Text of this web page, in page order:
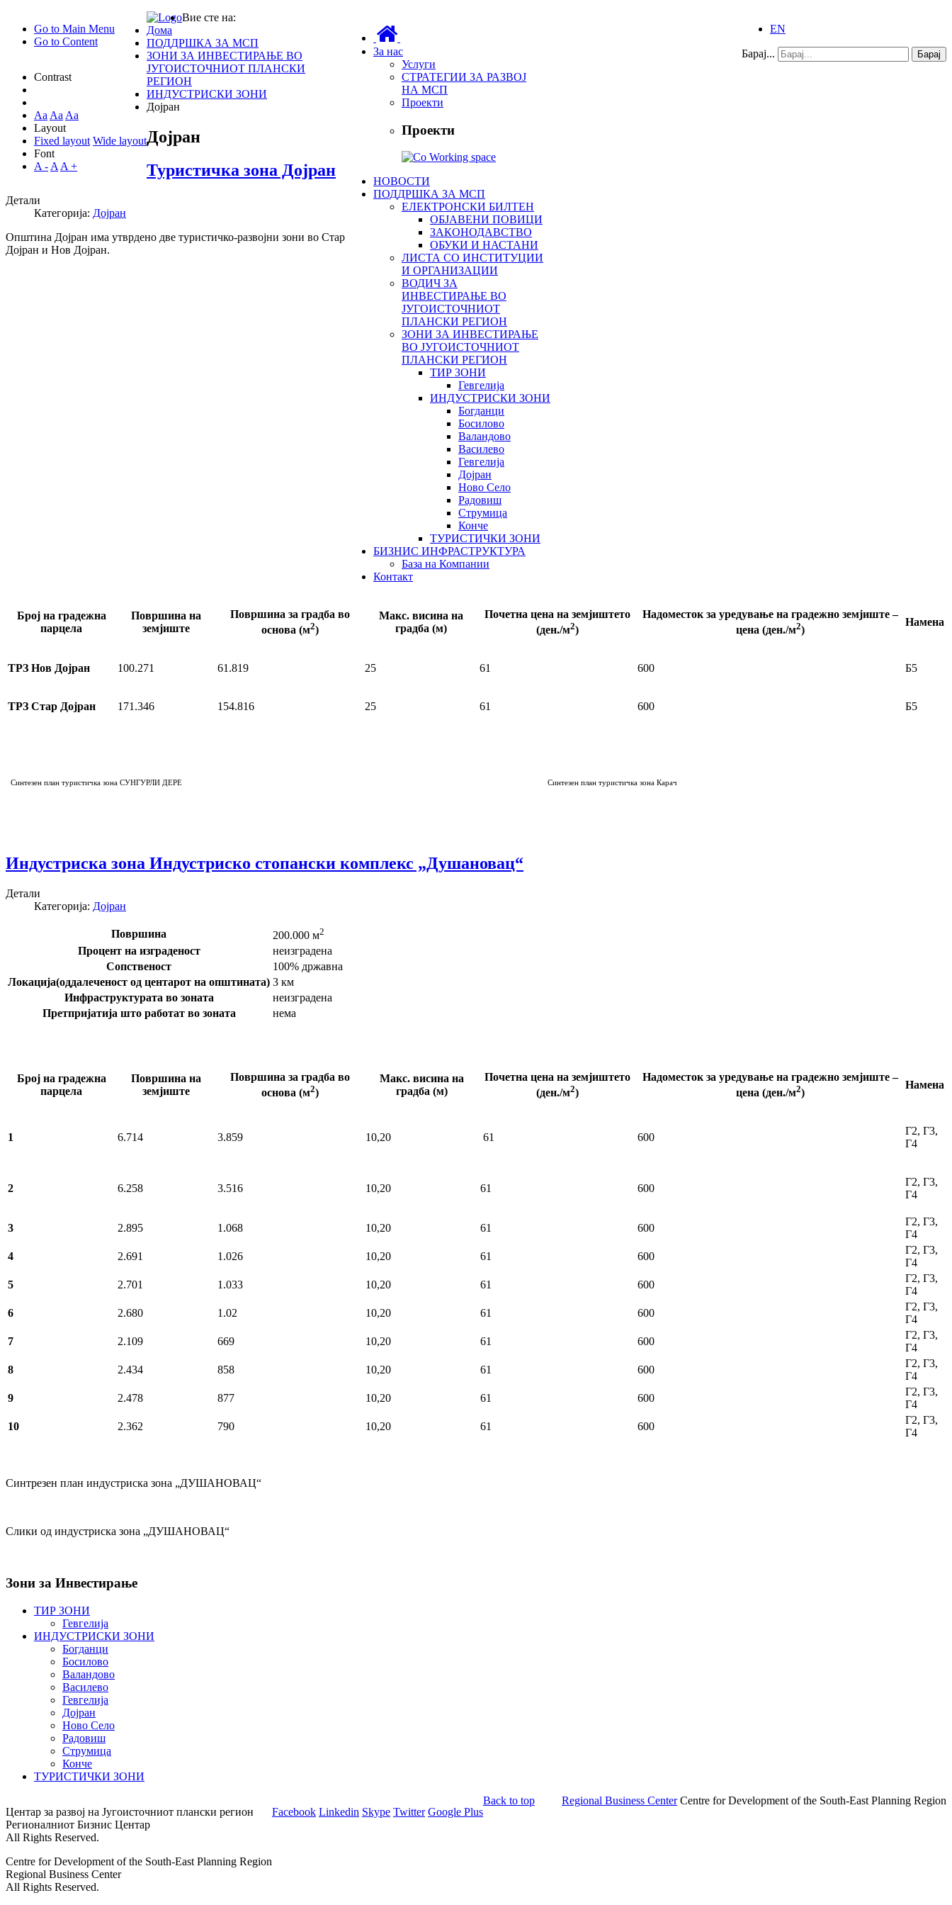
Go to Main Menu
Go to Content
Contrast
Aa Aa Aa
Layout
Fixed layout Wide layout
Font
A - A A +
EN
Барај... Барај
За нас
Услуги
СТРАТЕГИИ ЗА РАЗВОЈ
НА МСП
Проекти
Проекти
НОВОСТИ
ПОДДРШКА ЗА МСП
ЕЛЕКТРОНСКИ БИЛТЕН
ОБЈАВЕНИ ПОВИЦИ
ЗАКОНОДАВСТВО
ОБУКИ И НАСТАНИ
ЛИСТА СО ИНСТИТУЦИИ
И ОРГАНИЗАЦИИ
ВОДИЧ ЗА
ИНВЕСТИРАЊЕ ВО
ЈУГОИСТОЧНИОТ
ПЛАНСКИ РЕГИОН
ЗОНИ ЗА ИНВЕСТИРАЊЕ
ВО ЈУГОИСТОЧНИОТ
ПЛАНСКИ РЕГИОН
ТИР ЗОНИ
Гевгелија
ИНДУСТРИСКИ ЗОНИ
Богданци
Босилово
Валандово
Василево
Гевгелија
Дојран
Ново Село
Радовиш
Струмица
Конче
ТУРИСТИЧКИ ЗОНИ
БИЗНИС ИНФРАСТРУКТУРА
База на Компании
Контакт
Вие сте на:
Дома
ПОДДРШКА ЗА МСП
ЗОНИ ЗА ИНВЕСТИРАЊЕ ВО
ЈУГОИСТОЧНИОТ ПЛАНСКИ
РЕГИОН
ИНДУСТРИСКИ ЗОНИ
Дојран
Дојран
Туристичка зона Дојран
Детали
Категорија: Дојран
Општина Дојран има утврдено две туристичко-развојни зони во Стар
Дојран и Нов Дојран.
Број на градежна
парцела
Површина на
земјиште
Површина за градба во
основа (м2)
Макс. висина на
градба (м)
Почетна цена на земјиштето
(ден./м2)
Надоместок за уредување на градежно земјиште –
цена (ден./м2)
Намена
ТРЗ Нов Дојран 100.271 61.819 25 61 600 Б5
ТРЗ Стар Дојран 171.346 154.816 25 61 600 Б5
Синтезен план туристичка зона СУНГУРЛИ ДЕРЕ Синтезен план туристичка зона Карач
Индустриска зона Индустриско стопански комплекс „Душановац“
Детали
Категорија: Дојран
Површина 200.000 м2
Процент на изграденост
неизградена
Сопственост
100% државна
Локација(оддалеченост од центарот на општината) 3 км
Инфраструктурата во зоната
неизградена
Претпријатија што работат во зоната
нема
Број на градежна
парцела
Површина на
земјиште
Површина за градба во
основа (м2)
Макс. висина на
градба (м)
Почетна цена на земјиштето
(ден./м2)
Надоместок за уредување на градежно земјиште –
цена (ден./м2)
Намена
1 6.714 3.859 10,20 61 600
Г2, Г3,
Г4
2 6.258 3.516 10,20 61 600
Г2, Г3,
Г4
3 2.895 1.068 10,20 61 600
Г2, Г3,
Г4
4
2.691 1.026 10,20 61 600
Г2, Г3,
Г4
5
2.701 1.033 10,20 61 600
Г2, Г3,
Г4
6
2.680 1.02 10,20 61 600
Г2, Г3,
Г4
7
2.109 669 10,20 61 600
Г2, Г3,
Г4
8
2.434 858 10,20 61 600
Г2, Г3,
Г4
9
2.478 877 10,20 61 600
Г2, Г3,
Г4
10
2.362 790 10,20 61 600
Г2, Г3,
Г4
Синтрезен план индустриска зона „ДУШАНОВАЦ“
Слики од индустриска зона „ДУШАНОВАЦ“
Зони за Инвестирање
ТИР ЗОНИ
Гевгелија
ИНДУСТРИСКИ ЗОНИ
Богданци
Босилово
Валандово
Василево
Гевгелија
Дојран
Ново Село
Радовиш
Струмица
Конче
ТУРИСТИЧКИ ЗОНИ
Центар за развој на Југоисточниот плански регион
Регионалниот Бизнис Центар
All Rights Reserved.
Centre for Development of the South-East Planning Region
Regional Business Center
All Rights Reserved.
Facebook Linkedin Skype Twitter Google Plus
Regional Business CenterCentre for Development of the South-East Planning Region
Back to top